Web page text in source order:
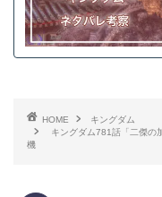
HOME
キングダム
キングダム781話「二傑の
機